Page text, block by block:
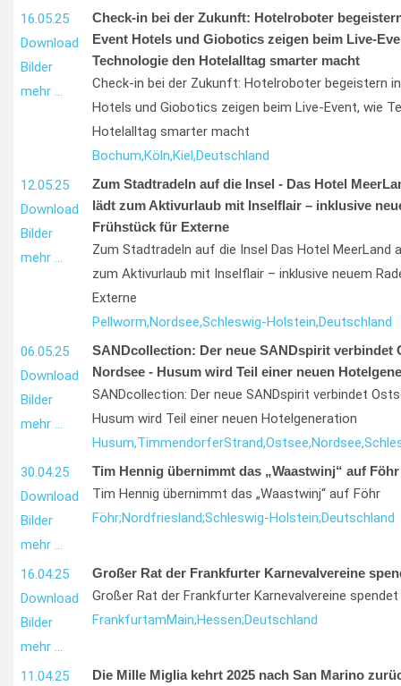
16.05.25
Download
Bilder
mehr …
Check-in bei der Zukunft: Hotelroboter
Event Hotels und Giobotics zeigen beim Live-
Technologie den Hotelalltag smarter macht
Check-in bei der Zukunft: Hotelroboter begeistern
Hotels und Giobotics zeigen beim Live-Event, wie
Hotelalltag smarter macht
Bochum,Köln,Kiel,Deutschland
12.05.25
Download
Bilder
mehr …
Zum Stadtradeln auf die Insel - Das Hotel
lädt zum Aktivurlaub mit Inselflair – inklusive
Frühstück für Externe
Zum Stadtradeln auf die Insel Das Hotel MeerLand
zum Aktivurlaub mit Inselflair – inklusive neuem
Externe
Pellworm,Nordsee,Schleswig-Holstein,Deutschland
06.05.25
Download
Bilder
mehr …
SANDcollection: Der neue SANDspirit verbindet
Nordsee - Husum wird Teil einer neuen
SANDcollection: Der neue SANDspirit verbindet
Husum wird Teil einer neuen Hotelgeneration
Husum,TimmendorferStrand,Ostsee,Nordsee,
30.04.25
Download
Bilder
mehr …
Tim Hennig übernimmt das „Waastwinj“ auf Föhr
Tim Hennig übernimmt das „Waastwinj“ auf Föhr
Föhr;Nordfriesland;Schleswig-Holstein;Deutschland
16.04.25
Download
Bilder
mehr …
Großer Rat der Frankfurter Karnevalvereine
Großer Rat der Frankfurter Karnevalvereine spendet
FrankfurtamMain;Hessen;Deutschland
11.04.25
Die Mille Miglia kehrt 2025 nach San Marino